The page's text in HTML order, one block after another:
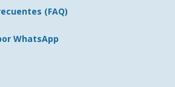
(FAQ)
WhatsApp